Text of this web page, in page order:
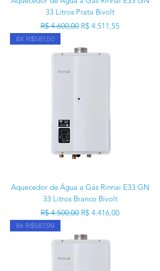
33 Litros Prata Bivolt
Preço normal
R$ 4.600,00 Preço promocional
R$ 4.511,55
8X R$581,50
Aquecedor de Água a Gás Rinnai E33 GN
33 Litros Branco Bivolt
Preço normal
R$ 4.500,00 Preço promocional
R$ 4.416,00
8x R$587,99